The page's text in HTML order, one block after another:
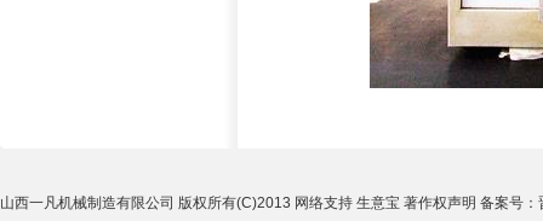
山西一凡机械制造有限公司 版权所有(C)2013 网络支持 生意宝 著作权声明 备案号：